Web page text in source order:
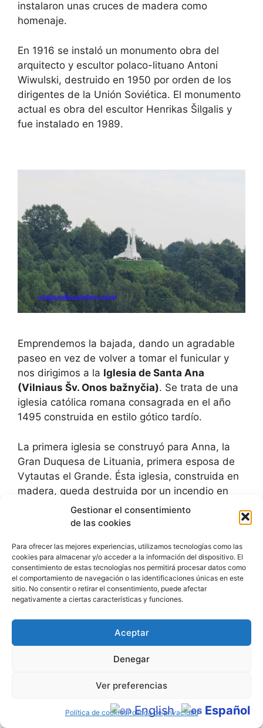
Gestionar el consentimiento
de las cookies
Para ofrecer las mejores experiencias, utilizamos tecnologías como las
cookies para almacenar y/o acceder a la información del dispositivo. El
consentimiento de estas tecnologías nos permitirá procesar datos como
el comportamiento de navegación o las identificaciones únicas en este
sitio. No consentir o retirar el consentimiento, puede afectar
negativamente a ciertas características y funciones.
Aceptar
Denegar
Ver preferencias
Política de cookiesPolítica de privacidad
instalaron unas cruces de madera como
homenaje.
En 1916 se instaló un monumento obra del
arquitecto y escultor polaco-lituano Antoni
Wiwulski, destruido en 1950 por orden de los
dirigentes de la Unión Soviética. El monumento
actual es obra del escultor Henrikas Šilgalis y
fue instalado en 1989.
Emprendemos la bajada, dando un agradable
paseo en vez de volver a tomar el funicular y
nos dirigimos a la Iglesia de Santa Ana
(Vilniaus Šv. Onos bažnyčia). Se trata de una
iglesia católica romana consagrada en el año
1495 construida en estilo gótico tardío.
La primera iglesia se construyó para Anna, la
Gran Duquesa de Lituania, primera esposa de
Vytautas el Grande. Ésta iglesia, construida en
madera, queda destruida por un incendio en
Polonia y gran duque de Lituania Alejandro I
Jagiellon. Tras otro voraz incendio en 1582, se
llevó a cabo otra reconstrucción financiada por
Mikołaj “el Negro” Radziwiłł y Jerzy Radziwił.
English Español